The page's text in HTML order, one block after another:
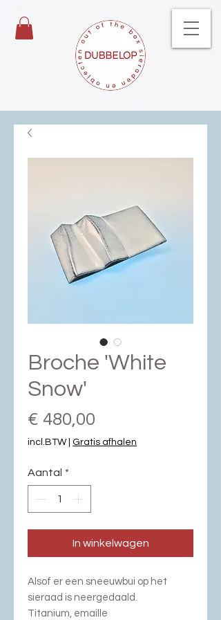
Broche 'White
Snow'
€ 480,00
incl.BTW Gratis afhalen
Aantal *
In winkelwagen
Alsof er een sneeuwbui op het
sieraad is neergedaald.
Titanium, emaille